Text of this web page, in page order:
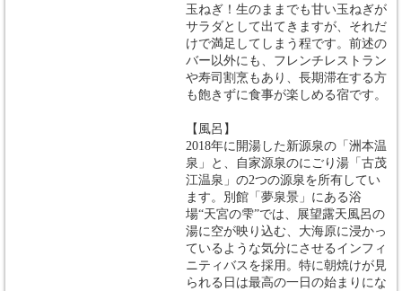
玉ねぎ！生のままでも甘い玉ねぎが
サラダとして出てきますが、それだ
けで満足してしまう程です。前述の
バー以外にも、フレンチレストラン
や寿司割烹もあり、長期滞在する方
も飽きずに食事が楽しめる宿です。
【風呂】
2018年に開湯した新源泉の「洲本温
泉」と、自家源泉のにごり湯「古茂
江温泉」の2つの源泉を所有してい
ます。別館「夢泉景」にある浴
場“天宮の雫”では、展望露天風呂の
湯に空が映り込む、大海原に浸かっ
ているような気分にさせるインフィ
ニティバスを採用。特に朝焼けが見
られる日は最高の一日の始まりにな